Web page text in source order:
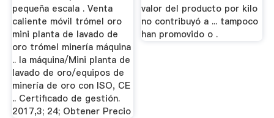
pequeña escala . Venta
caliente móvil trómel oro
mini planta de lavado de
oro trómel minería máquina
.. la máquina/Mini planta de
lavado de oro/equipos de
minería de oro con ISO, CE
.. Certificado de gestión.
2017,3; 24; Obtener Precio
valor del producto por kilo
no contribuyó a ... tampoco
han promovido o .